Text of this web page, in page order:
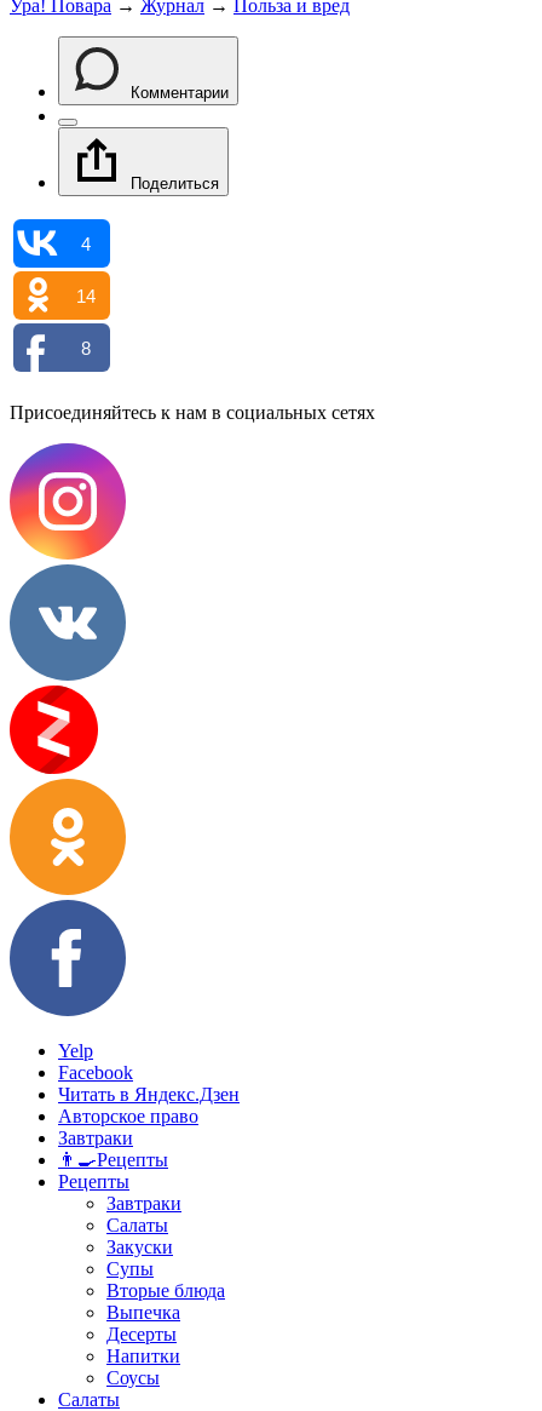
Ура! Повара → Журнал → Польза и вред
Комментарии
Поделиться
4
14
8
Присоединяйтесь к нам в социальных сетях
Yelp
Facebook
Читать в Яндекс.Дзен
Авторское право
Завтраки
👨‍🍳Рецепты
Рецепты
Завтраки
Салаты
Закуски
Супы
Вторые блюда
Выпечка
Десерты
Напитки
Соусы
Салаты